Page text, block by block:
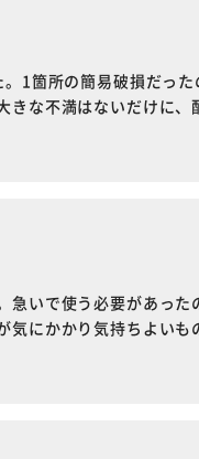
1箇所の簡易破損だっ
な不満はないだけに、
いで使う必要があっ
にかかり気持ちよいも